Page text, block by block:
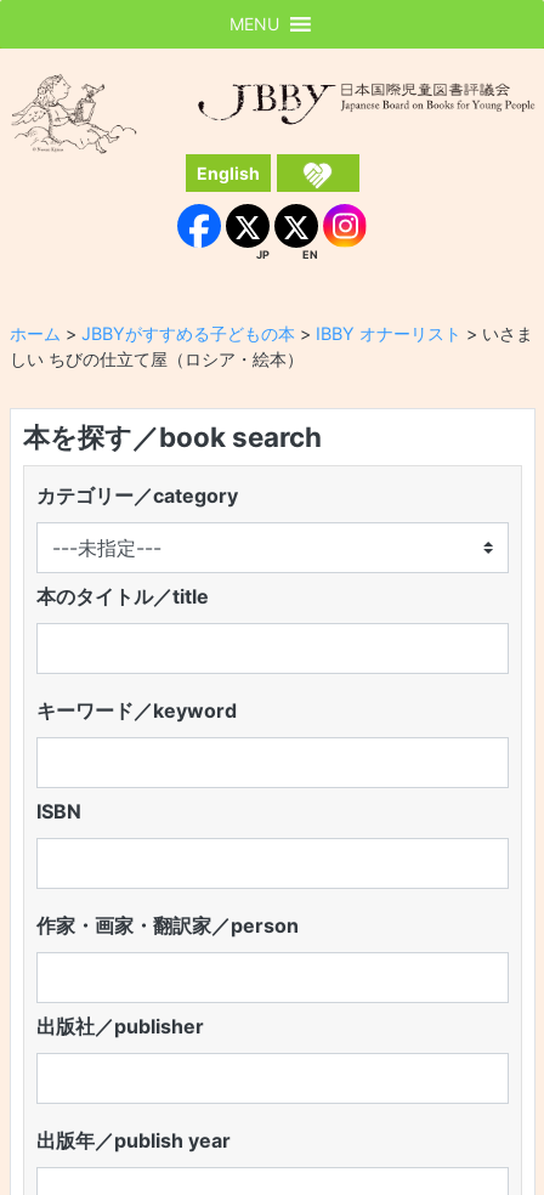
JBBY
English
Facebook
JP
JP
EN
EN Instagram
MENU
ホーム > JBBYがすすめる子どもの本 > IBBY オナーリスト > いさま
しい ちびの仕立て屋（ロシア・絵本）
本を探す／book search
カテゴリー／category
本のタイトル／title
キーワード／keyword
ISBN
作家・画家・翻訳家／person
出版社／publisher
出版年／publish year